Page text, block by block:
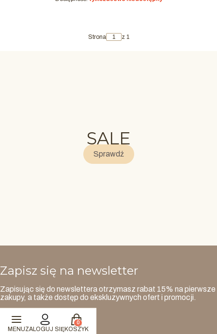
Strona z 1
SALE
Sprawdź
Zapisz się na newsletter
Zapisując się do newslettera otrzymasz rabat 15% na pierwsze
zakupy, a także dostęp do ekskluzywnych ofert i promocji.
Twój adres e-mail
MENUZALOGUJ SIĘ
Produkty w koszyku: 0. Zobacz szczegóły
KOSZYK